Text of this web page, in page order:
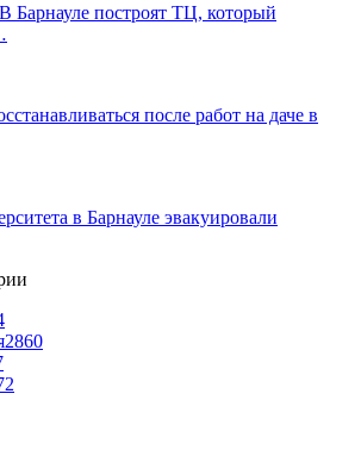
Барнауле построят ТЦ, который
после работ на даче в
в Барнауле эвакуировали
2860